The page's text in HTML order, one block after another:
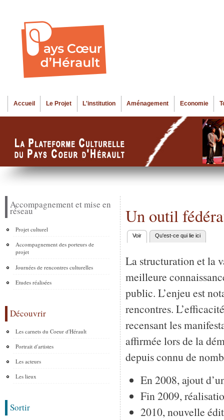
Menu principal
Accueil Le Projet L'institution Aménagement Economie
Accompagnement et mise en
réseau
Projet culturel
Accompagnement des porteurs de
projet
Journées de rencontres culturelles
Etudes réalisées
Découvrir
Les carnets du Coeur d'Hérault
Portrait d'artistes
Les acteurs
Les lieux
Sortir
Un outil
Onglets principaux
Voir (onglet actif)
Qu'est-ce qui lie ici
La structuration et la
meilleure
public. L’enjeu est
rencontres.
recensant les
affirmée lors de la
depuis connu de
En 2008, ajout
Fin 2009,
2010, nouvelle